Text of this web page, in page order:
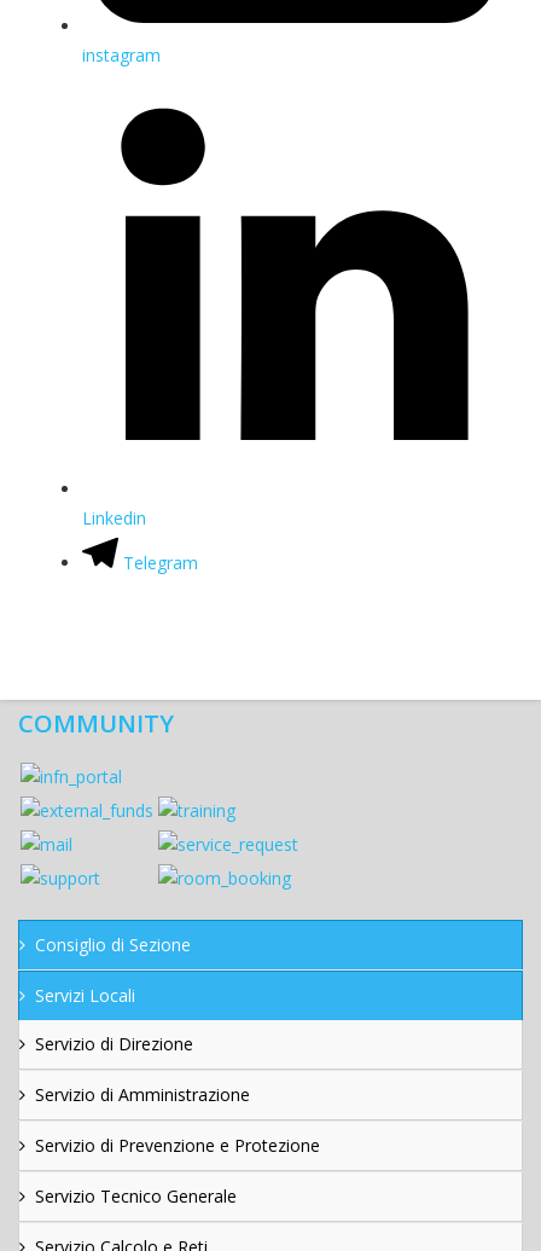
instagram
Linkedin
Telegram
COMMUNITY
Consiglio di Sezione
Servizi Locali
Servizio di Direzione
Servizio di Amministrazione
Servizio di Prevenzione e Protezione
Servizio Tecnico Generale